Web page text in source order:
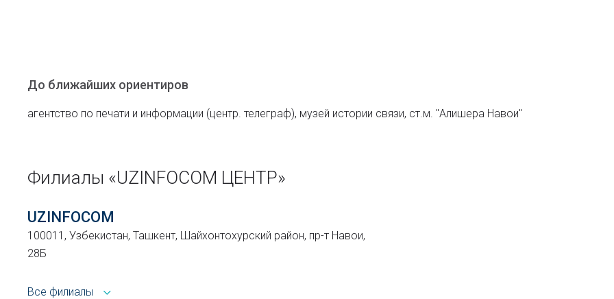
До ближайших ориентиров
агентство по печати и информации (центр. телеграф), музей истории связи, ст.м. "Алишера Навои"
Филиалы «UZINFOCOM ЦЕНТР»
UZINFOCOM
100011, Узбекистан, Ташкент, Шайхонтохурский район, пр-т Навои,
28Б
Все филиалы